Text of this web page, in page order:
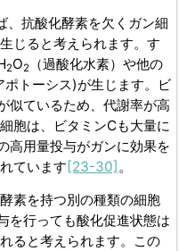
、抗酸化酵素を欠くガン細
じると考えられます。す
2O2
（過酸化水素）や他の
トーシス)が生じます。ビ
似ているため、代謝率が高
胞は、ビタミンCも大量に
高用量投与がガンに効果を
ています [23-30] 。
素を持つ別の種類の細胞
を行っても酸化促進状態は
ると考えられます。この